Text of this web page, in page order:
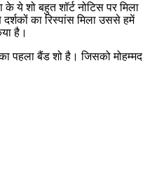
ये शो बहुत शॉर्ट नोटिस पर मिला
का रिस्पांस मिला उससे हमें
है।
पहला बैंड शो है। जिसको मोहम्मद